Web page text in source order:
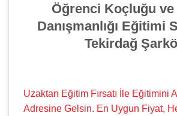
Öğrenci Koçluğu
Danışmanlığı Eğitimi
Tekirdağ
Uzaktan Eğitim Fırsatı İle Eğitimini
Adresine Gelsin. En Uygun Fiyat,